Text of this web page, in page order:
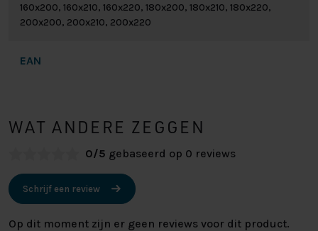
160x200, 160x210, 160x220, 180x200, 180x210, 180x220,
200x200, 200x210, 200x220
EAN
WAT ANDERE ZEGGEN
0/5 gebaseerd op 0 reviews
Schrijf een review
Op dit moment zijn er geen reviews voor dit product.